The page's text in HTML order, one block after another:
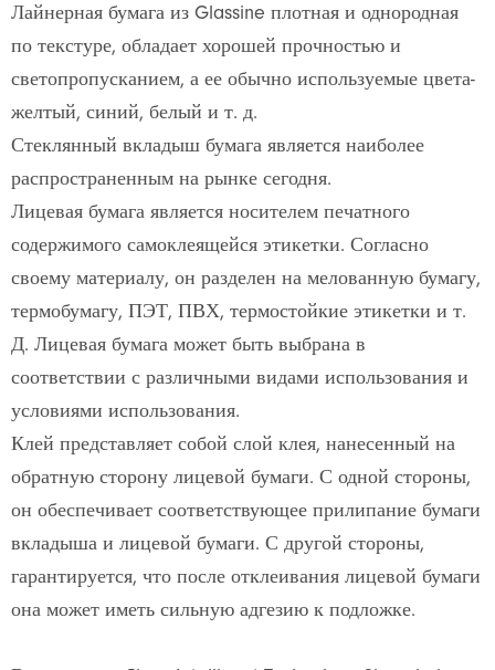
Лайнерная бумага из Glassine плотная и однородная
по текстуре, обладает хорошей прочностью и
светопропусканием, а ее обычно используемые цвета-
желтый, синий, белый и т. д.
Стеклянный вкладыш бумага является наиболее
распространенным на рынке сегодня.
Лицевая бумага является носителем печатного
содержимого самоклеящейся этикетки. Согласно
своему материалу, он разделен на мелованную бумагу,
термобумагу, ПЭТ, ПВХ, термостойкие этикетки и т.
Д. Лицевая бумага может быть выбрана в
соответствии с различными видами использования и
условиями использования.
Клей представляет собой слой клея, нанесенный на
обратную сторону лицевой бумаги. С одной стороны,
он обеспечивает соответствующее прилипание бумаги
вкладыша и лицевой бумаги. С другой стороны,
гарантируется, что после отклеивания лицевой бумаги
она может иметь сильную адгезию к подложке.